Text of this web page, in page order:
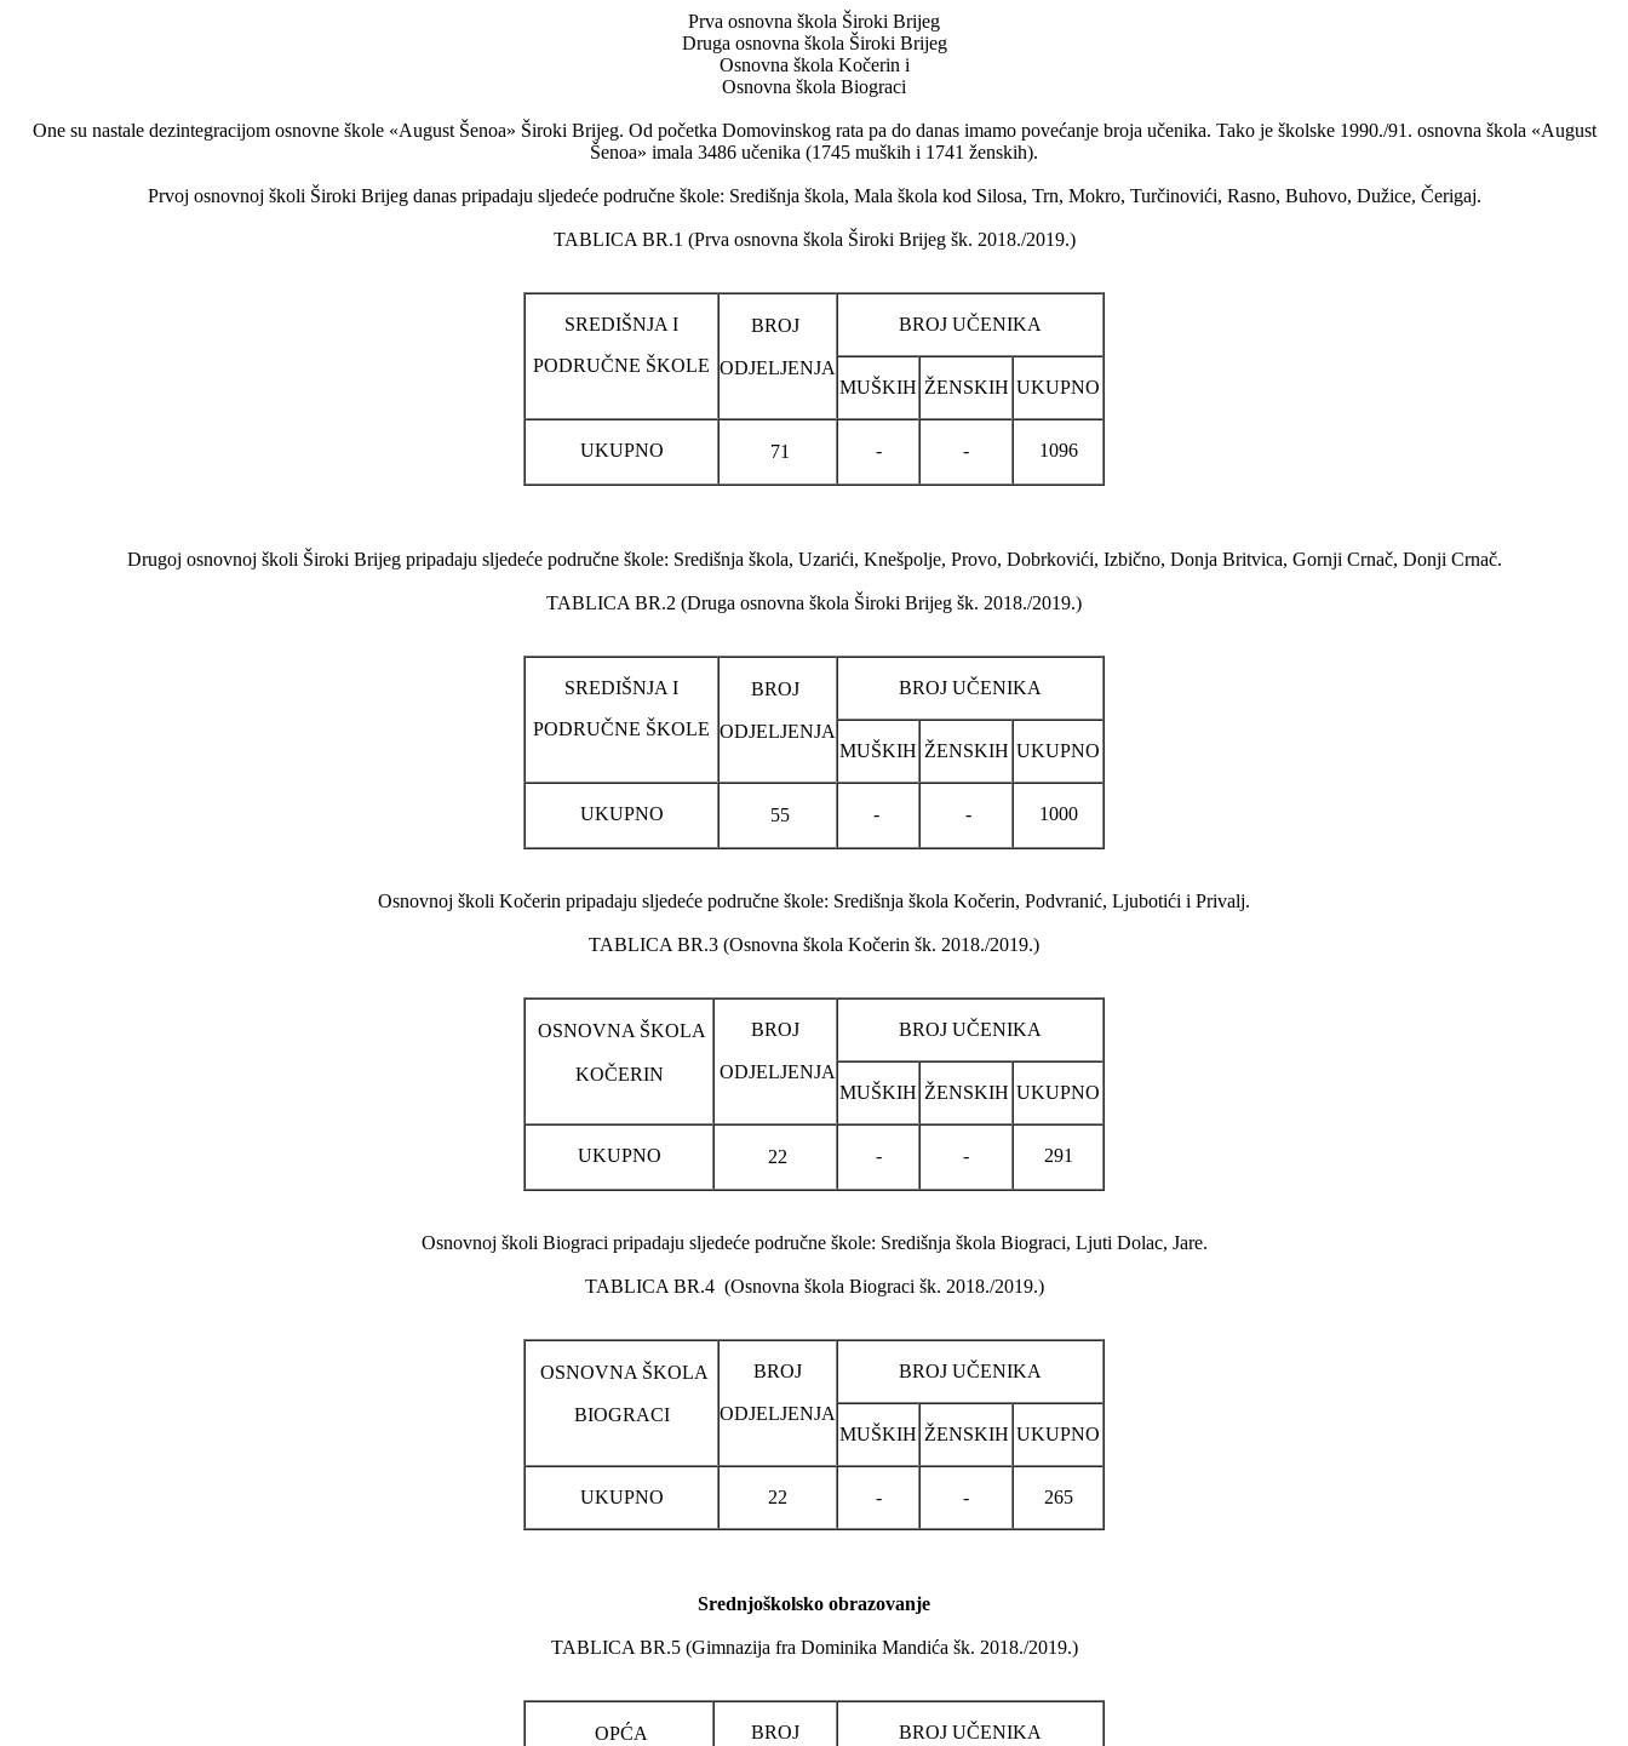
Prva osnovna škola Široki Brijeg
Druga osnovna škola Široki Brijeg
Osnovna škola Kočerin i
Osnovna škola Biograci
One su nastale dezintegracijom osnovne škole «August Šenoa» Široki Brijeg. Od početka Domovinskog rata pa do danas imamo povećanje broja učenika. Tako je školske 1990./91. osnovna škola «August
Šenoa» imala 3486 učenika (1745 muških i 1741 ženskih).
Prvoj osnovnoj školi Široki Brijeg danas pripadaju sljedeće područne škole: Središnja škola, Mala škola kod Silosa, Trn, Mokro, Turčinovići, Rasno, Buhovo, Dužice, Čerigaj.
TABLICA BR.1 (Prva osnovna škola Široki Brijeg šk. 2018./2019.)
SREDIŠNJA I
PODRUČNE ŠKOLE
BROJ
ODJELJENJA
BROJ UČENIKA
MUŠKIH ŽENSKIH UKUPNO
UKUPNO 71 - - 1096
Drugoj osnovnoj školi Široki Brijeg pripadaju sljedeće područne škole: Središnja škola, Uzarići, Knešpolje, Provo, Dobrkovići, Izbično, Donja Britvica, Gornji Crnač, Donji Crnač.
TABLICA BR.2 (Druga osnovna škola Široki Brijeg šk. 2018./2019.)
SREDIŠNJA I
PODRUČNE ŠKOLE
BROJ
ODJELJENJA
BROJ UČENIKA
MUŠKIH ŽENSKIH UKUPNO
UKUPNO 55 - - 1000
Osnovnoj školi Kočerin pripadaju sljedeće područne škole: Središnja škola Kočerin, Podvranić, Ljubotići i Privalj.
TABLICA BR.3 (Osnovna škola Kočerin šk. 2018./2019.)
OSNOVNA ŠKOLA
KOČERIN
BROJ
ODJELJENJA
BROJ UČENIKA
MUŠKIH ŽENSKIH UKUPNO
UKUPNO 22 - - 291
Osnovnoj školi Biograci pripadaju sljedeće područne škole: Središnja škola Biograci, Ljuti Dolac, Jare.
TABLICA BR.4 (Osnovna škola Biograci šk. 2018./2019.)
OSNOVNA ŠKOLA
BIOGRACI
BROJ
ODJELJENJA
BROJ UČENIKA
MUŠKIH ŽENSKIH UKUPNO
UKUPNO 22 - - 265
Srednjoškolsko obrazovanje
TABLICA BR.5 (Gimnazija fra Dominika Mandića šk. 2018./2019.)
OPĆA BROJ BROJ UČENIKA